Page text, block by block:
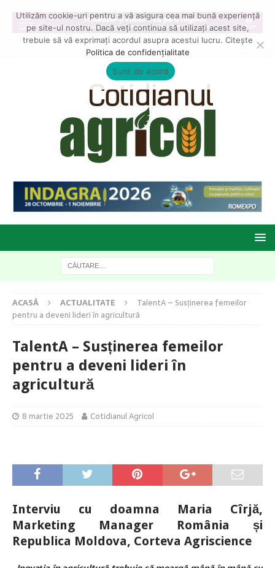
ACASĂ ACTUALITATE
TalentA – Susținerea femeilor
pentru a deveni lideri în agricultură
TalentA – Susținerea femeilor
pentru a deveni lideri în
agricultură
8 martie 2025 Cotidianul Agricol
Interviu cu doamna Maria Cîrjă,
Marketing Manager România și
Republica Moldova, Corteva Agriscience
Utilizăm cookie-uri pentru a vă asigura cea mai bună experiență
pe site-ul nostru. Dacă veți continua să utilizați acest site,
trebuie să vă exprimați acordul asupra acestui lucru. Citește
Politica de confidențialitate
Sunt de acord